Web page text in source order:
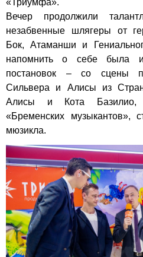
Вечер продолжили
незабвенные шлягеры от
Бок, Атаманши и
напомнить о себе была
постановок – со сцены
Сильвера и Алисы из
Алисы и Кота Базилио,
«Бременских музыкантов»,
мюзикла.